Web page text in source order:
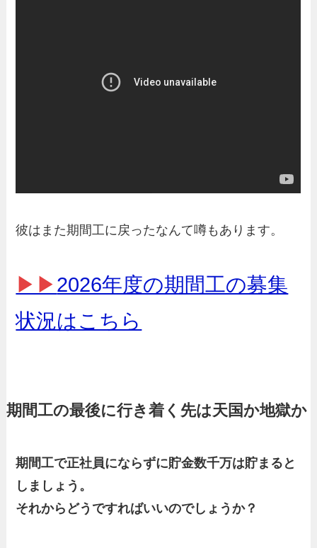
彼はまた期間工に戻ったなんて噂もあります。
▶▶2026年度の期間工の募集
状況はこちら
期間工の最後に行き着く先は天国か地獄か
期間工で正社員にならずに貯金数千万は貯まると
しましょう。
それからどうですればいいのでしょうか？